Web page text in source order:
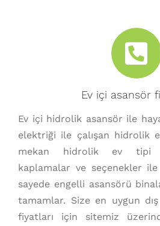
Ev içi asansör
Ev içi hidrolik asansör ile
elektriği ile çalışan hidrolik
mekan hidrolik ev tipi
kaplamalar ve seçenekler
sayede engelli asansörü
tamamlar. Size en uygun
fiyatları için sitemiz